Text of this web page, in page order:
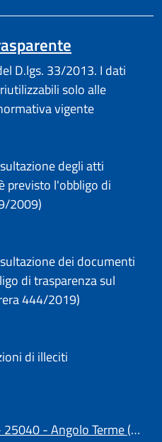
D.lgs. 33/2013. I dati
solo alle
vigente
degli atti
previsto l'obbligo di
2009)
dei documenti
di trasparenza sul
444/2019)
di illeciti
- Angolo Terme (BS)